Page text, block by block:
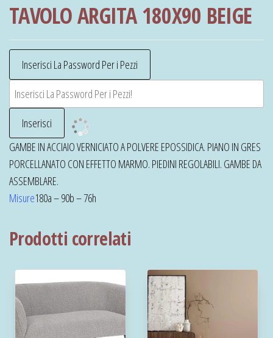
TAVOLO ARGITA 180X90 BEIGE
GAMBE IN ACCIAIO VERNICIATO A POLVERE EPOSSIDICA. PIANO IN GRES
PORCELLANATO CON EFFETTO MARMO. PIEDINI REGOLABILI. GAMBE DA
ASSEMBLARE.
Misure180a – 90b – 76h
Prodotti correlati